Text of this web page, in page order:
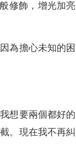
修飾，增光加亮
為擔心未知的困
想要兩個都好的
。現在我不再糾